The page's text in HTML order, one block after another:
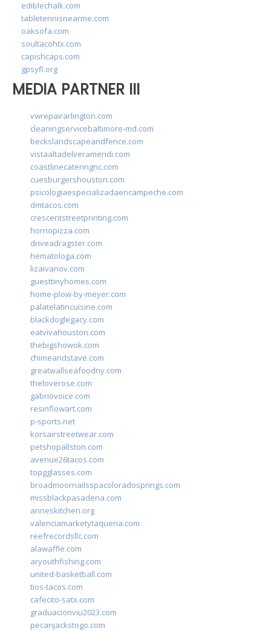
ediblechalk.com
tabletennisnearme.com
oaksofa.com
soultacohtx.com
capishcaps.com
gpsyfl.org
MEDIA PARTNER III
vwrepairarlington.com
cleaningservicebaltimore-md.com
beckslandscapeandfence.com
vistaaltadelveramendi.com
coastlinecateringnc.com
cuesburgershouston.com
psicologiaespecializadaencampeche.com
dmtacos.com
crescentstreetprinting.com
hornopizza.com
driveadragster.com
hematologa.com
lizaivanov.com
guesttinyhomes.com
home-plow-by-meyer.com
palatelatincuisine.com
blackdoglegacy.com
eatvivahouston.com
thebigshowok.com
chimeandstave.com
greatwallseafoodny.com
theloverose.com
gabriovoice.com
resinflowart.com
p-sports.net
korsairstreetwear.com
petshopallston.com
avenue26tacos.com
topgglasses.com
broadmoornailsspacoloradosprings.com
missblackpasadena.com
anneskitchen.org
valenciamarketytaqueria.com
reefrecordsllc.com
alawaffle.com
aryouthfishing.com
united-basketball.com
tios-tacos.com
cafecito-satx.com
graduacionviu2023.com
pecanjackstogo.com